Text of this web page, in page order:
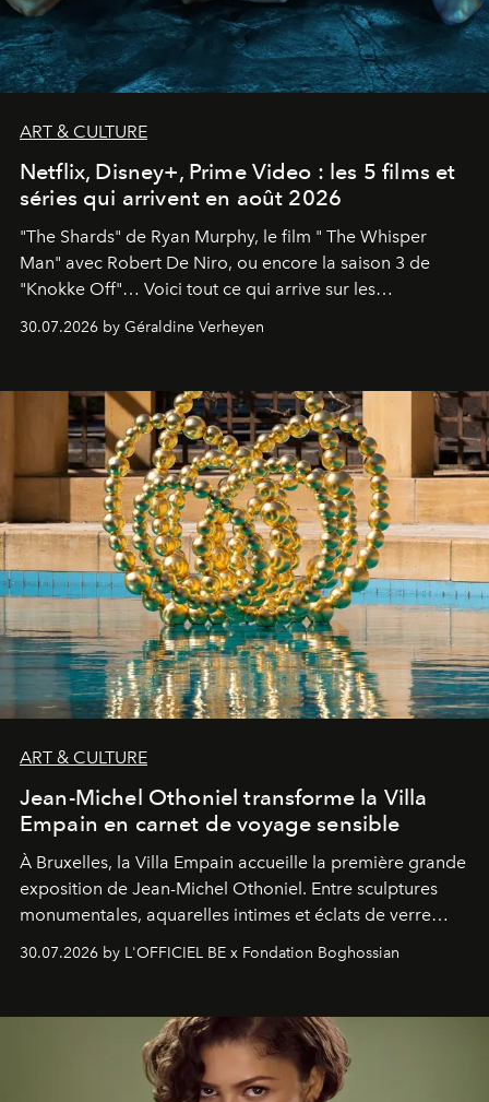
ART & CULTURE
Netflix, Disney+, Prime Video : les 5 films et
séries qui arrivent en août 2026
"The Shards" de Ryan Murphy, le film " The Whisper
Man" avec Robert De Niro, ou encore la saison 3 de
"Knokke Off"… Voici tout ce qui arrive sur les
plateformes de streaming en août 2026.
30.07.2026 by Géraldine Verheyen
ART & CULTURE
Jean-Michel Othoniel transforme la Villa
Empain en carnet de voyage sensible
À Bruxelles, la Villa Empain accueille la première grande
exposition de Jean-Michel Othoniel. Entre sculptures
monumentales, aquarelles intimes et éclats de verre
soufflé, l’artiste français compose un itinéraire
émotionnel où chaque œuvre devient le souvenir
émerveillement.
30.07.2026 by L'OFFICIEL BE x Fondation Boghossian